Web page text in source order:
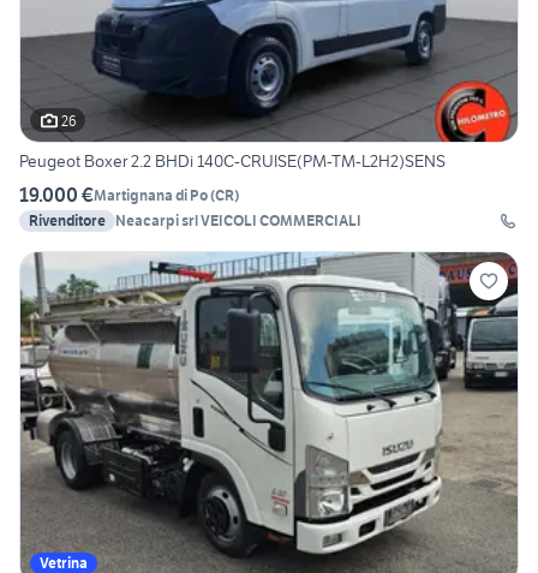
26
Peugeot Boxer 2.2 BHDi 140C-CRUISE(PM-TM-L2H2)SENS
19.000 €Martignana di Po(CR)
Rivenditore Neacarpi srl VEICOLI COMMERCIALI
Vetrina